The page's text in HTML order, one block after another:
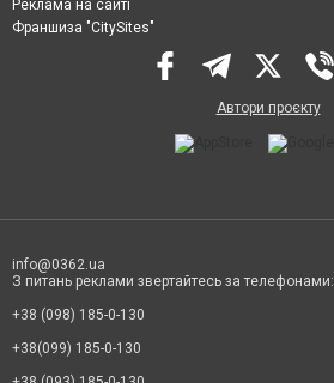
Реклама на сайті
Франшиза "CitySites"
Автори проєкту
info@0362.ua
З питань реклами звертайтесь за телефонами:
+38 (098) 185-0-130
+38(099) 185-0-130